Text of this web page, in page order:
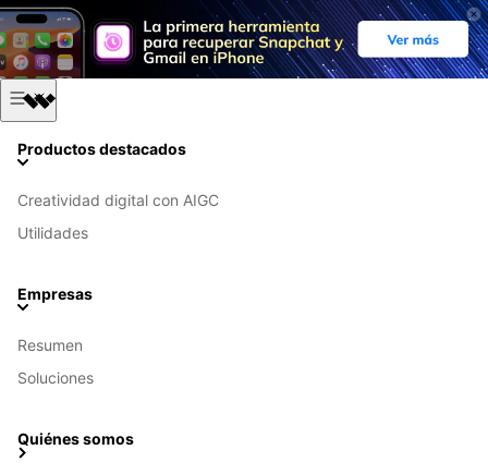
Productos destacados
Creatividad digital con AIGC
Utilidades
Empresas
Resumen
Soluciones
Quiénes somos